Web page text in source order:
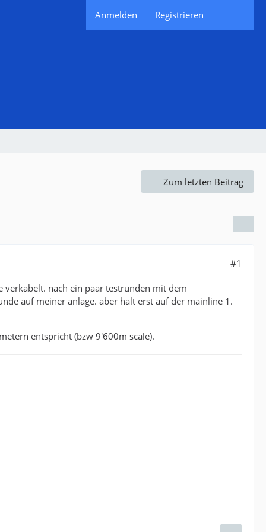
Anmelden Registrieren
Zum letzten Beitrag
#1
verkabelt. nach ein paar testrunden mit dem
auf meiner anlage. aber halt erst auf der mainline 1.
entspricht (bzw 9'600m scale).